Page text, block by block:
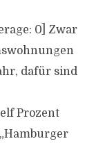
0] Zwar
dafür sind
Prozent